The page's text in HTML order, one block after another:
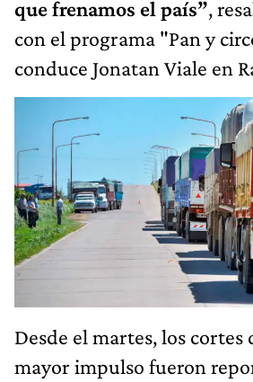
que frenamos el país”,
con el programa "Pan y
conduce Jonatan Viale en
Desde el martes, los cortes
mayor impulso fueron